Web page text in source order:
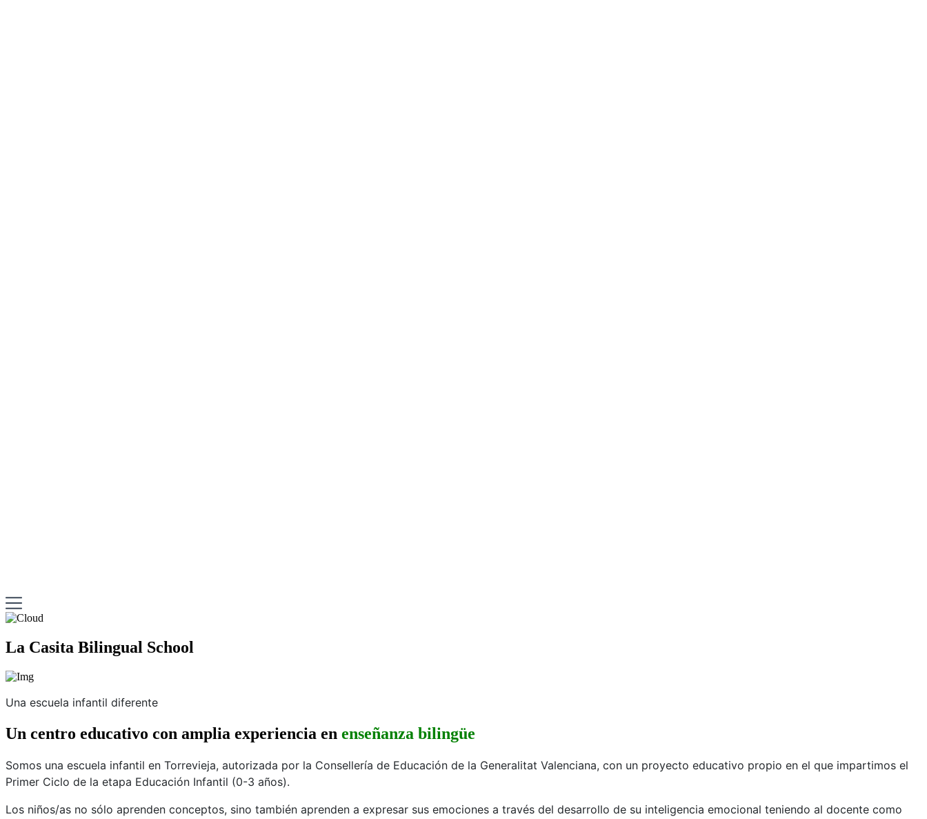
La Casita Bilingual School
Una escuela infantil diferente
Un centro educativo con amplia experiencia en enseñanza bilingüe
Somos una escuela infantil en Torrevieja, autorizada por la Consellería de Educación de la Generalitat Valenciana, con un proyecto educativo propio en el que impartimos el
Primer Ciclo de la etapa Educación Infantil (0-3 años).
Los niños/as no sólo aprenden conceptos, sino también aprenden a expresar sus emociones a través del desarrollo de su inteligencia emocional teniendo al docente como